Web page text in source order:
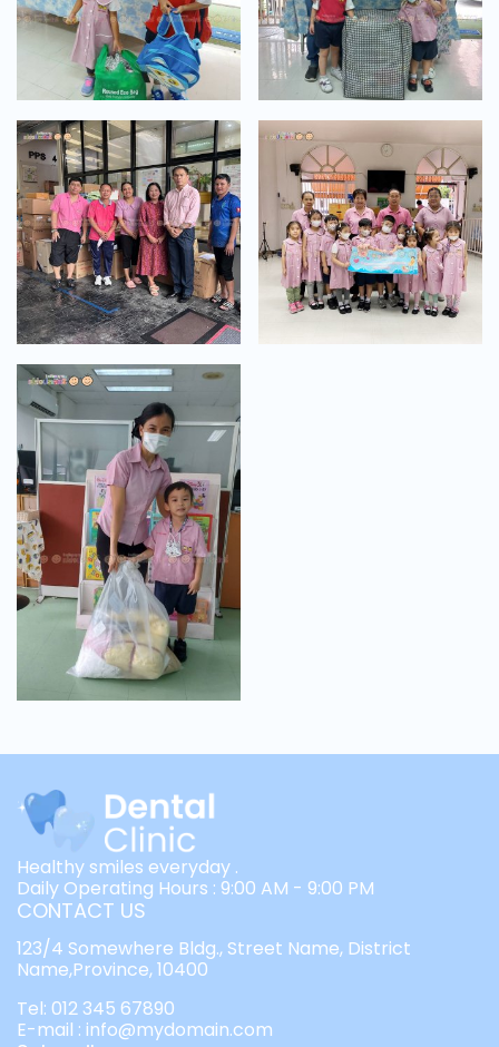
Healthy smiles everyday .
Daily Operating Hours : 9:00 AM - 9:00 PM
CONTACT US
123/4 Somewhere Bldg., Street Name, District
Name,Province, 10400
Tel: 012 345 67890
E-mail : info@mydomain.com